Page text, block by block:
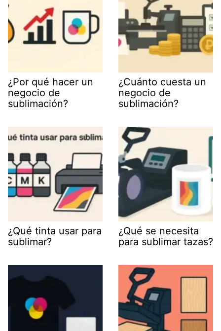
¿Por qué hacer un
negocio de
sublimación?
¿Cuánto cuesta un
negocio de
sublimación?
¿Qué tinta usar para
sublimar?
¿Qué se necesita
para sublimar tazas?